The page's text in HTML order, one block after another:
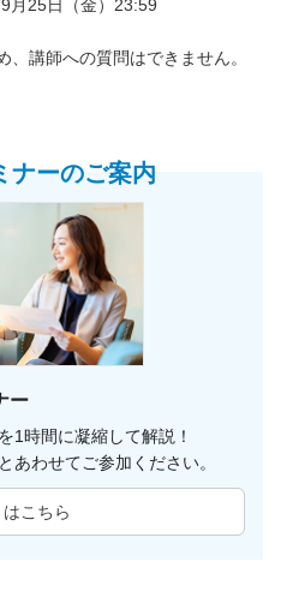
月25日（金）23:59
講師への質問はできません。
ナーのご案内
ー
1時間に凝縮して解説！
あわせてご参加ください。
こちら